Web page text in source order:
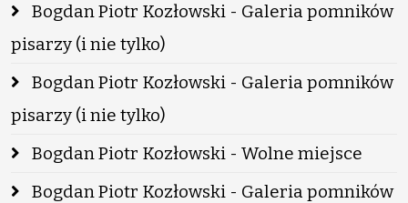
Bogdan Piotr Kozłowski - Galeria pomników
pisarzy (i nie tylko)
Bogdan Piotr Kozłowski - Galeria pomników
pisarzy (i nie tylko)
Bogdan Piotr Kozłowski - Wolne miejsce
Bogdan Piotr Kozłowski - Galeria pomników